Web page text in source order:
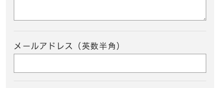
メールアドレス（英数半角）